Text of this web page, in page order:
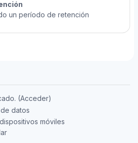
un período de retención
(Acceder)
datos
móviles